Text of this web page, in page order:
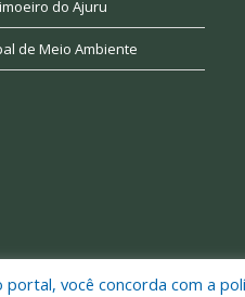
do Ajuru
de Meio Ambiente
portal, você concorda com a